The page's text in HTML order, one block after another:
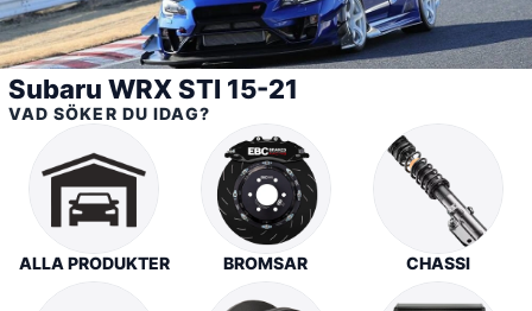
Subaru WRX STI 15-21
VAD SÖKER DU IDAG?
ALLA PRODUKTER BROMSAR CHASSI